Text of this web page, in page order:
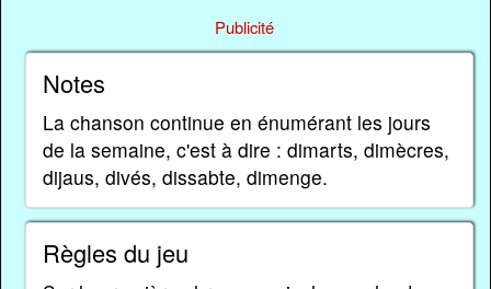
Publicité
Notes
La chanson continue en énumérant les jours
de la semaine, c'est à dire : dimarts, dimècres,
dijaus, divés, dissabte, dimenge.
Règles du jeu